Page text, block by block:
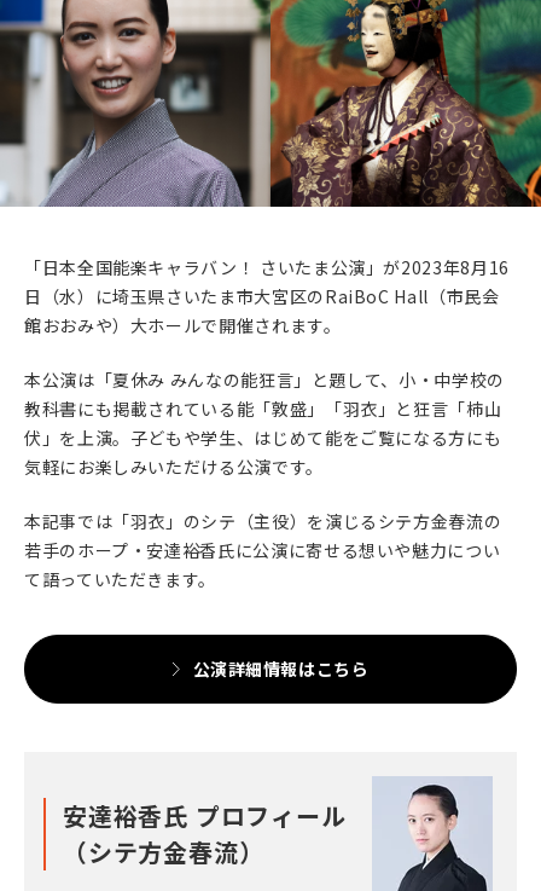
九州 2025年9月6日(土)
大分県 平和市民公園 能楽公演
近畿 2025年10月2日(木)
奈良県 談山神社 能楽公演
近畿 2025年10月10日(金)
近畿 2025年10月11日(土)
大阪府 万博記念公園 能楽特別公演 第二日
九州 2025年10月26日(日)
宮崎県 メディキット県民文化センター 能楽公演
熊本城 能楽特別公演 第一日
熊本城 能楽特別公演 第二日
沖縄 2025年11月29日(土)
「日本全国能楽キャラバン！ さいたま公演」が2023年8月16
日（水）に埼玉県さいたま市大宮区のRaiBoC Hall（市民会
館おおみや）大ホールで開催されます。
本公演は「夏休み みんなの能狂言」と題して、小・中学校の
教科書にも掲載されている能「敦盛」「羽衣」と狂言「柿山
伏」を上演。子どもや学生、はじめて能をご覧になる方にも
気軽にお楽しみいただける公演です。
本記事では「羽衣」のシテ（主役）を演じるシテ方金春流の
若手のホープ・安達裕香氏に公演に寄せる想いや魅力につい
て語っていただきます。
公演詳細情報はこちら
安達裕香氏 プロフィール
（シテ方金春流）